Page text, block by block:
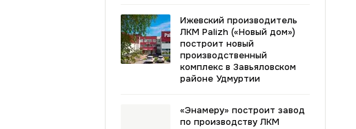
Ижевский производитель
ЛКМ Palizh («Новый дом»)
построит новый
производственный
комплекс в Завьяловском
районе Удмуртии
«Энамеру» построит завод
по производству ЛКМ